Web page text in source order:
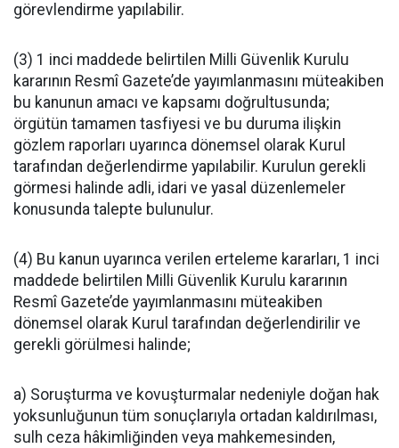
görevlendirme yapılabilir.
(3) 1 inci maddede belirtilen Milli Güvenlik Kurulu
kararının Resmî Gazete’de yayımlanmasını müteakiben
bu kanunun amacı ve kapsamı doğrultusunda;
örgütün tamamen tasfiyesi ve bu duruma ilişkin
gözlem raporları uyarınca dönemsel olarak Kurul
tarafından değerlendirme yapılabilir. Kurulun gerekli
görmesi halinde adli, idari ve yasal düzenlemeler
konusunda talepte bulunulur.
(4) Bu kanun uyarınca verilen erteleme kararları, 1 inci
maddede belirtilen Milli Güvenlik Kurulu kararının
Resmî Gazete’de yayımlanmasını müteakiben
dönemsel olarak Kurul tarafından değerlendirilir ve
gerekli görülmesi halinde;
a) Soruşturma ve kovuşturmalar nedeniyle doğan hak
yoksunluğunun tüm sonuçlarıyla ortadan kaldırılması,
sulh ceza hâkimliğinden veya mahkemesinden,